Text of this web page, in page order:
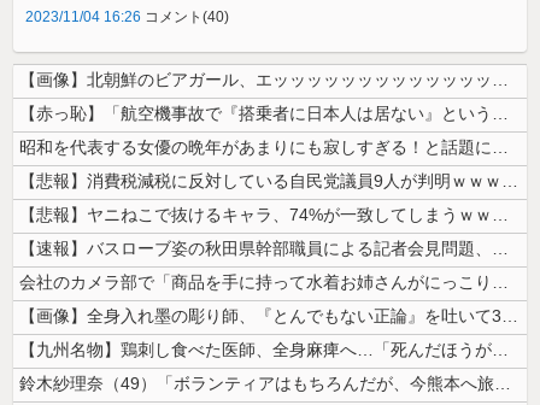
2023/11/04 16:26 コメント(40)
【画像】北朝鮮のビアガール、エッッッッッッッッッッッッッッッッッ！
【赤っ恥】「航空機事故で『搭乗者に日本人は居ない』という発表は嫌い。人...
昭和を代表する女優の晩年があまりにも寂しすぎる！と話題に、自身の子供を...
【悲報】消費税減税に反対している自民党議員9人が判明ｗｗｗｗｗｗ
【悲報】ヤニねこで抜けるキャラ、74%が一致してしまうｗｗｗｗｗ
【速報】バスローブ姿の秋田県幹部職員による記者会見問題、ラブホテルから...
会社のカメラ部で「商品を手に持って水着お姉さんがにっこり」を撮影、だが...
【画像】全身入れ墨の彫り師、『とんでもない正論』を吐いて30万再生され...
【九州名物】鶏刺し食べた医師、全身麻痺へ…「死んだほうが良かったと思っ...
鈴木紗理奈（49）「ボランティアはもちろんだが、今熊本へ旅行に行くこと...